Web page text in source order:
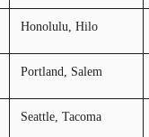
Honolulu, Hilo
Portland, Salem
Seattle, Tacoma